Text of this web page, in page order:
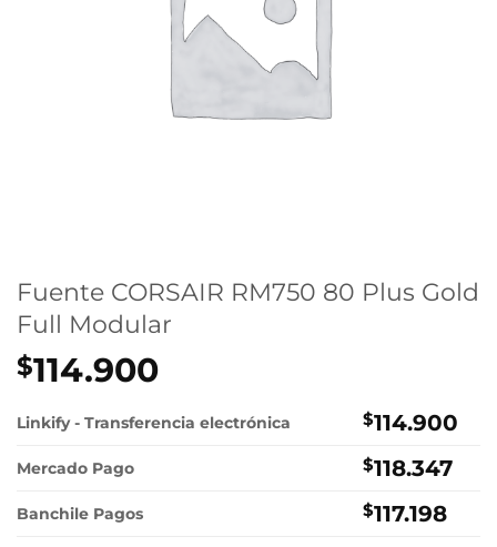
Fuente CORSAIR RM750 80 Plus Gold
Full Modular
$114.900
Linkify - Transferencia electrónica $114.900
Mercado Pago $118.347
Banchile Pagos $117.198